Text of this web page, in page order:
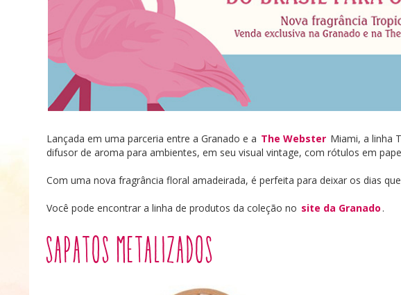
Lançada em uma parceria entre a Granado e a The Webster Miami, a linha
difusor de aroma para ambientes, em seu visual vintage, com rótulos em
Com uma nova fragrância floral amadeirada, é perfeita para deixar os dias
Você pode encontrar a linha de produtos da coleção no site da Granado .
Sapatos metalizados